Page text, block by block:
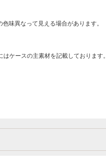
味異なって見える場合があります。
ケースの主素材を記載しております。